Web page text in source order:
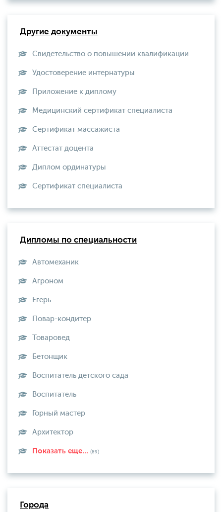
Другие документы
Свидетельство о повышении квалификации
Удостоверение интернатуры
Приложение к диплому
Медицинский сертификат специалиста
Сертификат массажиста
Аттестат доцента
Диплом ординатуры
Сертификат специалиста
Дипломы по специальности
Автомеханик
Агроном
Егерь
Повар-кондитер
Товаровед
Бетонщик
Воспитатель детского сада
Воспитатель
Горный мастер
Архитектор
Показать еще... (89)
Города